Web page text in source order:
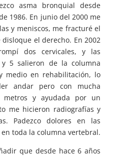
asma bronquial desde
1986. En junio del 2000 me
y meniscos, me fracturé el
el derecho. En 2002
dos cervicales, y las
5 salieron de la columna
medio en rehabilitación, lo
andar pero con mucha
metros y ayudada por un
me hicieron radiografías y
Padezco dolores en las
toda la columna vertebral.
que desde hace 6 años